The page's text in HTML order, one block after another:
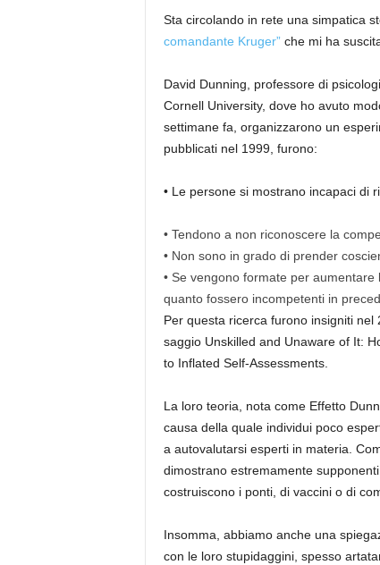
Sta circolando in rete una simpatica
comandante Kruger” che mi ha
David Dunning, professore di
Cornell University, dove ho avuto
settimane fa, organizzarono un
pubblicati nel 1999, furono:
• Le persone si mostranoincapaci di
• Tendonoa non riconoscere la
• Non sonoin grado di prender
• Se vengonoformate per aumentare
quanto fossero incompetenti in
Per questa ricerca furono insignitinel
saggio Unskilled and Unawareof It:
to Inflated Self-Assessments.
La loro teoria, nota come Effetto
causa della quale individui poco
a autovalutarsi esperti in materia.
dimostrano estremamente
costruiscono i ponti, di vaccini o di
Insomma, abbiamo anche una
con le loro stupidaggini, spesso